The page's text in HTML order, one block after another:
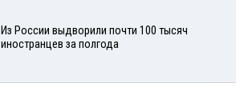
Из России выдворили почти 100 тысяч
иностранцев за полгода